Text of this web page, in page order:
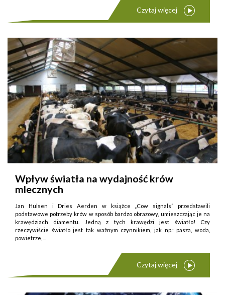
Czytaj więcej
Wpływ światła na wydajność krów
mlecznych
Jan Hulsen i Dries Aerden w książce „Cow signals” przedstawili
podstawowe potrzeby krów w sposób bardzo obrazowy, umieszczając je na
krawędziach diamentu. Jedną z tych krawędzi jest światło! Czy
rzeczywiście światło jest tak ważnym czynnikiem, jak np.: pasza, woda,
powietrze, ...
Czytaj więcej